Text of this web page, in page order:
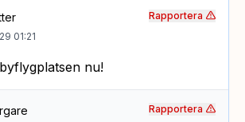
01:21
nu!
Rapportera
Rapportera